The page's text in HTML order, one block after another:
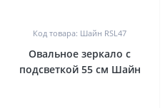
Код товара: Шайн RSL47
Овальное зеркало с
подсветкой 55 см Шайн